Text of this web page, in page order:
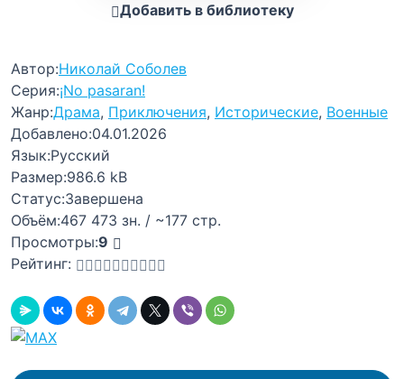
Добавить в библиотеку
Автор:Николай Соболев
Серия:¡No pasaran!
Жанр:Драма, Приключения, Исторические, Военные
Добавлено:04.01.2026
Язык:Русский
Размер:986.6 kB
Статус:Завершена
Объём:467 473 зн. / ~177 стр.
Просмотры:9
Рейтинг: